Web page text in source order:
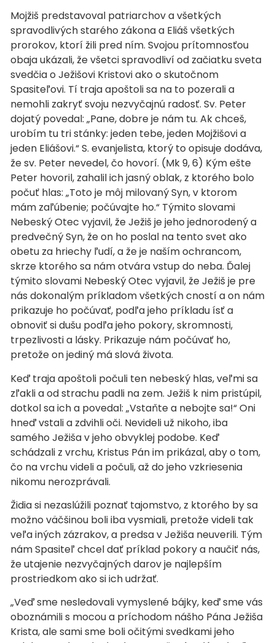
Mojžiš predstavoval patriarchov a všetkých
spravodlivých starého zákona a Eliáš všetkých
prorokov, ktorí žili pred ním. Svojou prítomnosťou
obaja ukázali, že všetci spravodliví od začiatku sveta
svedčia o Ježišovi Kristovi ako o skutočnom
Spasiteľovi. Tí traja apoštoli sa na to pozerali a
nemohli zakryť svoju nezvyčajnú radosť. Sv. Peter
dojatý povedal: „Pane, dobre je nám tu. Ak chceš,
urobím tu tri stánky: jeden tebe, jeden Mojžišovi a
jeden Eliášovi.“ S. evanjelista, ktorý to opisuje dodáva,
že sv. Peter nevedel, čo hovorí. (Mk 9, 6) Kým ešte
Peter hovoril, zahalil ich jasný oblak, z ktorého bolo
počuť hlas: „Toto je môj milovaný Syn, v ktorom
mám zaľúbenie; počúvajte ho.“ Týmito slovami
Nebeský Otec vyjavil, že Ježiš je jeho jednorodený a
predvečný Syn, že on ho poslal na tento svet ako
obetu za hriechy ľudí, a že je naším ochrancom,
skrze ktorého sa nám otvára vstup do neba. Ďalej
týmito slovami Nebeský Otec vyjavil, že Ježiš je pre
nás dokonalým príkladom všetkých cností a on nám
prikazuje ho počúvať, podľa jeho príkladu ísť a
obnoviť si dušu podľa jeho pokory, skromnosti,
trpezlivosti a lásky. Prikazuje nám počúvať ho,
pretože on jediný má slová života.
Keď traja apoštoli počuli ten nebeský hlas, veľmi sa
zľakli a od strachu padli na zem. Ježiš k nim pristúpil,
dotkol sa ich a povedal: „Vstaňte a nebojte sa!“ Oni
hneď vstali a zdvihli oči. Nevideli už nikoho, iba
samého Ježiša v jeho obvyklej podobe. Keď
schádzali z vrchu, Kristus Pán im prikázal, aby o tom,
čo na vrchu videli a počuli, až do jeho vzkriesenia
nikomu nerozprávali.
Židia si nezaslúžili poznať tajomstvo, z ktorého by sa
možno väčšinou boli iba vysmiali, pretože videli tak
veľa iných zázrakov, a predsa v Ježiša neuverili. Tým
nám Spasiteľ chcel dať príklad pokory a naučiť nás,
že utajenie nezvyčajných darov je najlepším
prostriedkom ako si ich udržať.
„Veď sme nesledovali vymyslené bájky, keď sme vás
oboznámili s mocou a príchodom nášho Pána Ježiša
Krista, ale sami sme boli očitými svedkami jeho